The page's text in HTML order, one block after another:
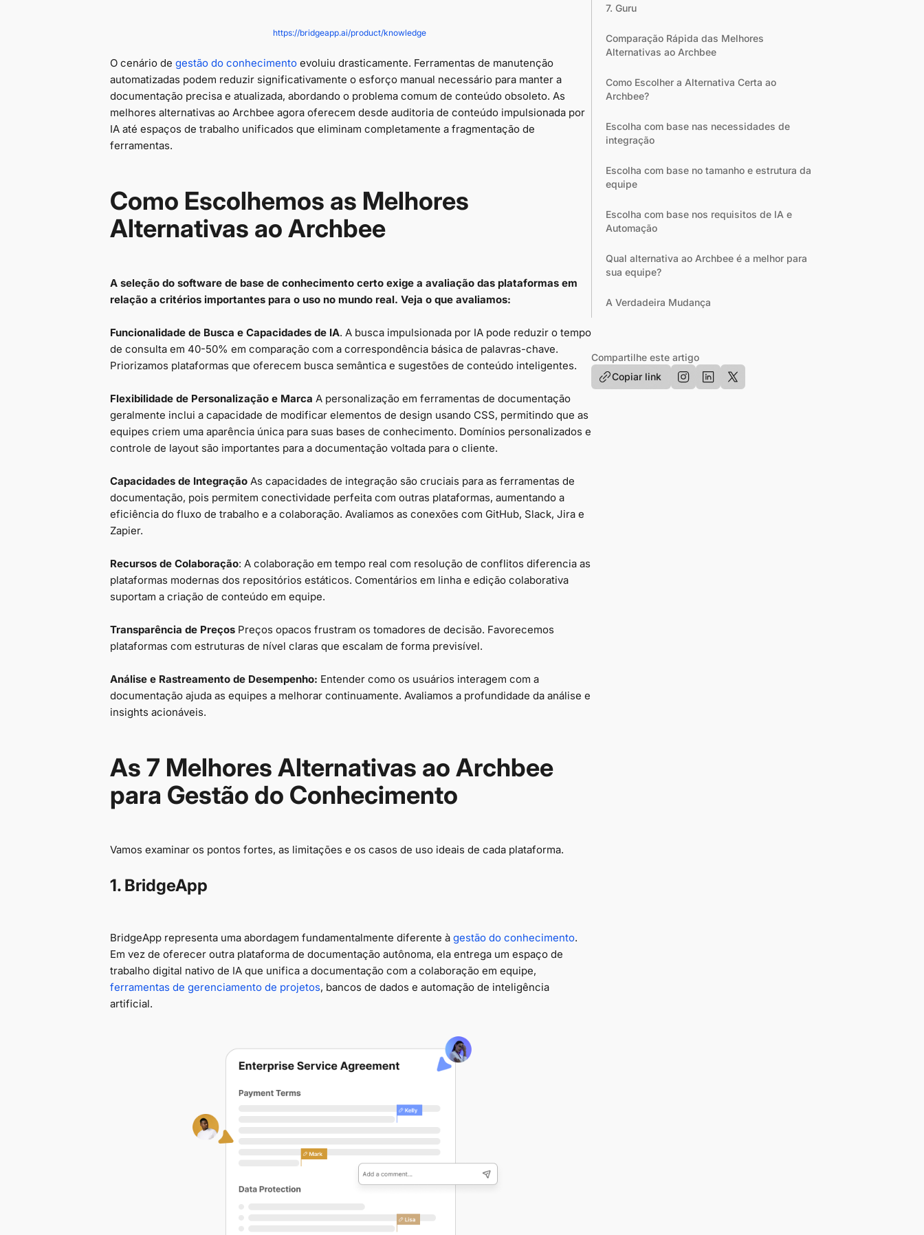
https://bridgeapp.ai/product/knowledge
O cenário de gestão do conhecimento evoluiu drasticamente. Ferramentas de manutenção
automatizadas podem reduzir significativamente o esforço manual necessário para manter a
documentação precisa e atualizada, abordando o problema comum de conteúdo obsoleto. As
melhores alternativas ao Archbee agora oferecem desde auditoria de conteúdo impulsionada por
IA até espaços de trabalho unificados que eliminam completamente a fragmentação de
ferramentas.
Como Escolhemos as Melhores
Alternativas ao Archbee
A seleção do software de base de conhecimento certo exige a avaliação das plataformas em
relação a critérios importantes para o uso no mundo real. Veja o que avaliamos:
Funcionalidade de Busca e Capacidades de IA. A busca impulsionada por IA pode reduzir o tempo
de consulta em 40-50% em comparação com a correspondência básica de palavras-chave.
Priorizamos plataformas que oferecem busca semântica e sugestões de conteúdo inteligentes.
Flexibilidade de Personalização e Marca A personalização em ferramentas de documentação
geralmente inclui a capacidade de modificar elementos de design usando CSS, permitindo que as
equipes criem uma aparência única para suas bases de conhecimento. Domínios personalizados e
controle de layout são importantes para a documentação voltada para o cliente.
Capacidades de Integração As capacidades de integração são cruciais para as ferramentas de
documentação, pois permitem conectividade perfeita com outras plataformas, aumentando a
eficiência do fluxo de trabalho e a colaboração. Avaliamos as conexões com GitHub, Slack, Jira e
Zapier.
Recursos de Colaboração: A colaboração em tempo real com resolução de conflitos diferencia as
plataformas modernas dos repositórios estáticos. Comentários em linha e edição colaborativa
suportam a criação de conteúdo em equipe.
Transparência de Preços Preços opacos frustram os tomadores de decisão. Favorecemos
plataformas com estruturas de nível claras que escalam de forma previsível.
Análise e Rastreamento de Desempenho: Entender como os usuários interagem com a
documentação ajuda as equipes a melhorar continuamente. Avaliamos a profundidade da análise e
insights acionáveis.
As 7 Melhores Alternativas ao Archbee
para Gestão do Conhecimento
Vamos examinar os pontos fortes, as limitações e os casos de uso ideais de cada plataforma.
1. BridgeApp
BridgeApp representa uma abordagem fundamentalmente diferente à gestão do conhecimento.
Em vez de oferecer outra plataforma de documentação autônoma, ela entrega um espaço de
trabalho digital nativo de IA que unifica a documentação com a colaboração em equipe,
ferramentas de gerenciamento de projetos, bancos de dados e automação de inteligência
artificial.
7. Guru
Comparação Rápida das Melhores
Alternativas ao Archbee
Como Escolher a Alternativa Certa ao
Archbee?
Escolha com base nas necessidades de
integração
Escolha com base no tamanho e estrutura da
equipe
Escolha com base nos requisitos de IA e
Automação
Qual alternativa ao Archbee é a melhor para
sua equipe?
A Verdadeira Mudança
Compartilhe este artigo
Copiar link